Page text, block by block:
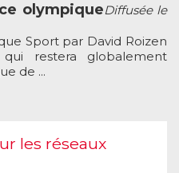
olympiqueDiffusée le
Sport par David Roizen
restera globalement
de ...
les réseaux